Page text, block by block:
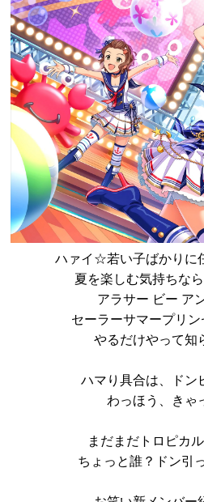
ハァイ☆若い子ばかりに
夏を楽しむ気持ちな
アラサー ビー ア
セーラーサマープリン
やるだけやって知
ハマり具合は、ドン
わっほう、きゃ
まだまだトロピカ
ちょっと誰？ドン引